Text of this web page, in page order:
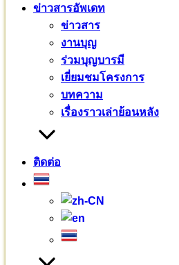
ข่าวสารอัพเดท
ข่าวสาร
งานบุญ
ร่วมบุญบารมี
เยี่ยมชมโครงการ
บทความ
เรื่องราวเล่าย้อนหลัง
ติดต่อ
งานบุญ(18)
บทความ(80)
พระมหากรุณาธิคุณ
ร่วมบุญบารมี(720)
เยี่ยมชมโครงการ(32)
เรียนบาลี(3)
เรื่องราวเล่าย้อนหลัง(7)
ขออนุโมทนาบุญเจ้าภา
มงคล 209 ต้น